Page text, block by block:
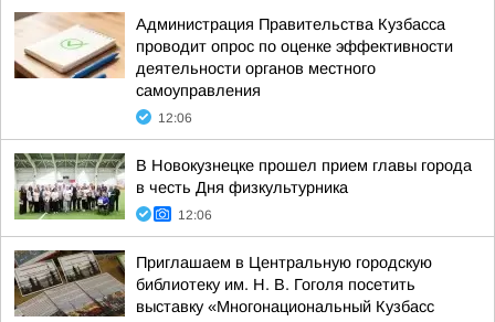
Администрация Правительства Кузбасса
проводит опрос по оценке эффективности
деятельности органов местного
самоуправления
12:06
В Новокузнецке прошел прием главы города
в честь Дня физкультурника
12:06
Приглашаем в Центральную городскую
библиотеку им. Н. В. Гоголя посетить
выставку «Многонациональный Кузбасс